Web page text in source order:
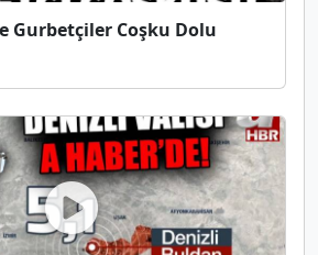
Gurbetçiler Coşku Dolu